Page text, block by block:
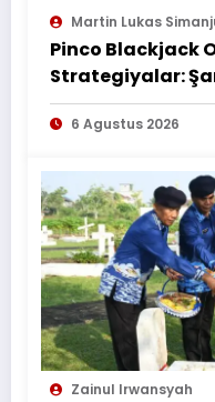
PEKERJAAN
TERTULIS”*
Martin Lukas
Pinco Blackjack
Strategiyalar:
Balansı – BetAz
6 Agustus 2026
Zainul Irwansyah